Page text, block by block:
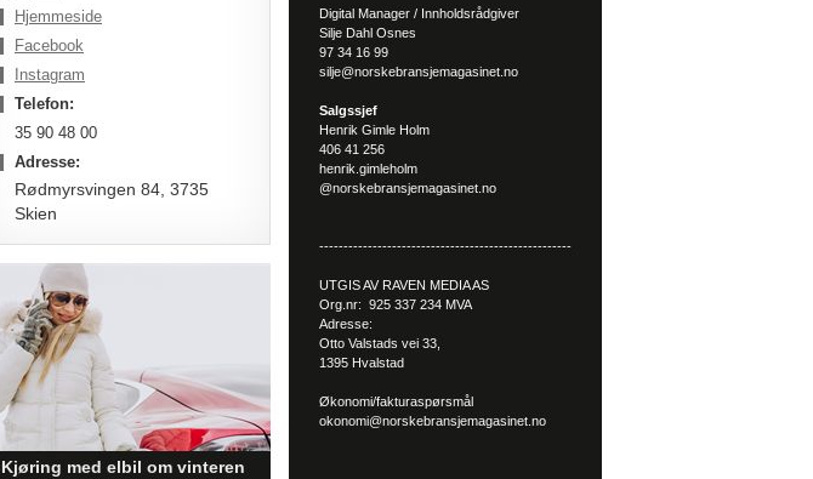
Hjemmeside
Facebook
Instagram
Telefon:
35 90 48 00
Adresse:
Rødmyrsvingen 84, 3735
Skien
Kjøring med elbil om vinteren
Digital Manager / Innholdsrådgiver
Silje Dahl Osnes
97 34 16 99
silje@norskebransjemagasinet.no
Salgssjef
Henrik Gimle Holm
406 41 256
henrik.gimleholm
@norskebransjemagasinet.no
----------------------------------------------------
UTGIS AV RAVEN MEDIA AS
Org.nr: 925 337 234 MVA
Adresse:
Otto Valstads vei 33,
1395 Hvalstad
Økonomi/fakturaspørsmål
okonomi@norskebransjemagasinet.no